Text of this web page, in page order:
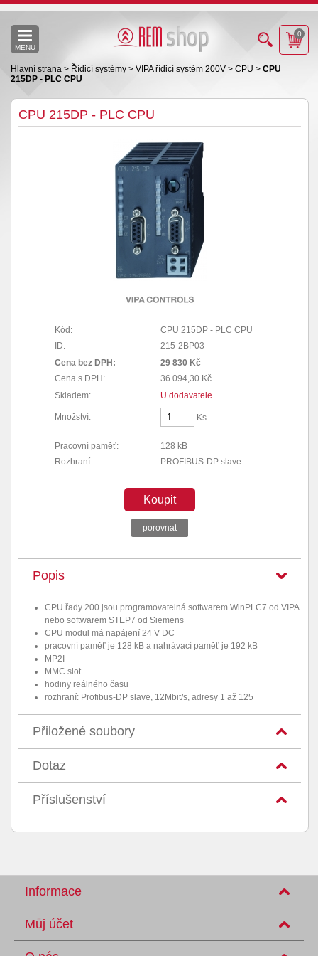
MENU
0
Hlavní strana > Řídicí systémy > VIPA řídicí systém 200V > CPU > CPU
215DP - PLC CPU
CPU 215DP - PLC CPU
Kód:
CPU 215DP - PLC CPU
ID:
215-2BP03
Cena bez DPH:
29 830 Kč
Cena s DPH:
36 094,30 Kč
Skladem:
U dodavatele
Množství: Ks
Pracovní paměť:
128 kB
Rozhraní:
PROFIBUS-DP slave
Koupit
porovnat
Popis
CPU řady 200 jsou programovatelná softwarem WinPLC7 od VIPA
nebo softwarem STEP7 od Siemens
CPU modul má napájení 24 V DC
pracovní paměť je 128 kB a nahrávací paměť je 192 kB
MP2I
MMC slot
hodiny reálného času
rozhraní: Profibus-DP slave, 12Mbit/s, adresy 1 až 125
Přiložené soubory
Dotaz
Příslušenství
Informace
Můj účet